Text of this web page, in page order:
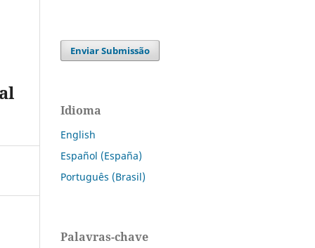
Enviar Submissão
Idioma
English
Español (España)
Português (Brasil)
Palavras-chave